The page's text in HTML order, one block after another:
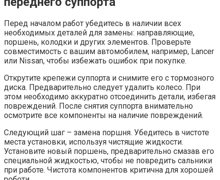
Перед началом работ убедитесь в наличии всех
необходимых деталей для замены: направляющие,
поршень, колодки и других элементов. Проверьте
совместимость с вашим автомобилем, например, Lancer
или Nissan, чтобы избежать ошибок при покупке.
Открутите крепежи суппорта и снимите его с тормозного
диска. Предварительно следует удалить колесо. При
этом необходимо аккуратно отсоединить детали, избегая
повреждений. После снятия суппорта внимательно
осмотрите все компоненты на наличие повреждений.
Следующий шаг – замена поршня. Убедитесь в чистоте
места установки, используя чистящие жидкости.
Установите новый поршень, предварительно смазав его
специальной жидкостью, чтобы не повредить сальники
при работе. Чистота компонентов критична для хорошей